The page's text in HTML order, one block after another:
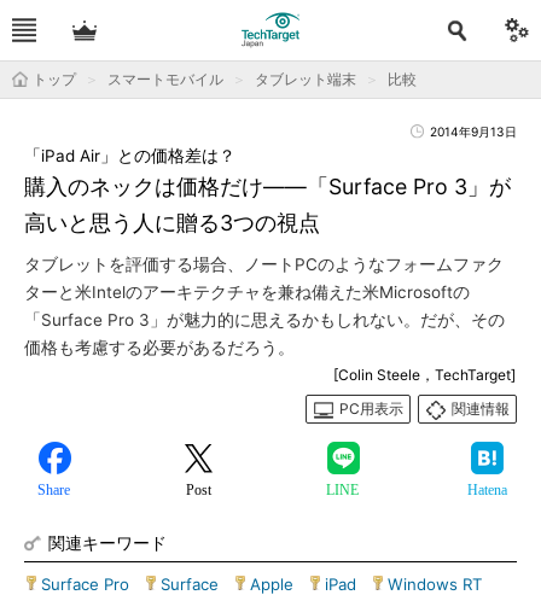
トップ スマートモバイル タブレット端末 比較
2014年9月13日
購入のネックは価格だけ――「Surface Pro 3」が
高いと思う人に贈る3つの視点
「iPad Air」との価格差は？
タブレットを評価する場合、ノートPCのようなフォームファク
ターと米Intelのアーキテクチャを兼ね備えた米Microsoftの
「Surface Pro 3」が魅力的に思えるかもしれない。だが、その
価格も考慮する必要があるだろう。
[Colin Steele，TechTarget]
PC用表示
関連情報
Share Post LINE Hatena
関連キーワード
Surface Pro Surface Apple iPad Windows RT